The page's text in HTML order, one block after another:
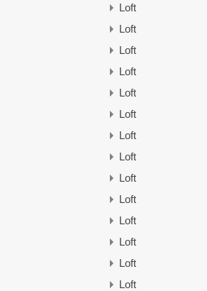
Loft
Loft
Loft
Loft
Loft
Loft
Loft
Loft
Loft
Loft
Loft
Loft
Loft
Loft